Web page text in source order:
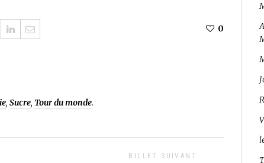
0
, Sucre, Tour du monde.
BILLET SUIVANT